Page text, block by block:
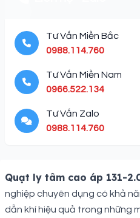
Tư Vấn Miền Bắc
0988.114.760
Tư Vấn Miền Nam
0966.522.134
Tư Vấn Zalo
0988.114.760
Description
Quạt ly tâm cao áp 131-
nghiệp chuyên dụng có khả
dẫn khí hiệu quả trong những